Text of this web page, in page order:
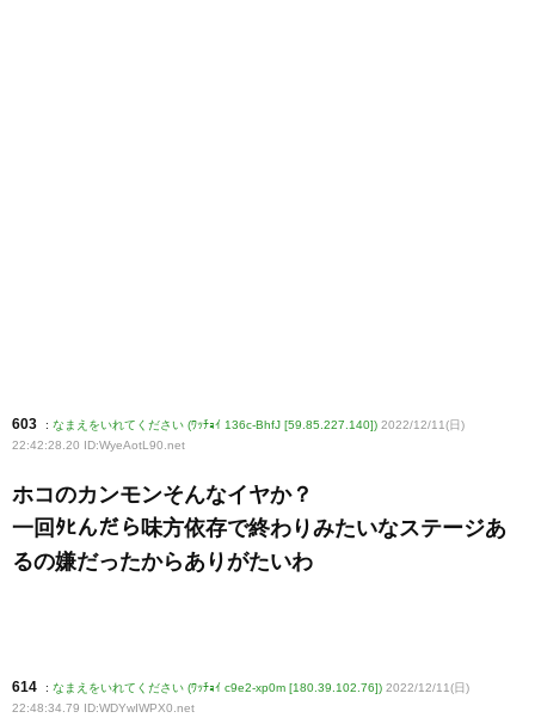
603 : なまえをいれてください (ﾜｯﾁｮｲ 136c-BhfJ [59.85.227.140]) 2022/12/11(日)
22:42:28.20 ID:WyeAotL90 .net
ホコのカンモンそんなイヤか？
一回ﾀﾋんだら味方依存で終わりみたいなステージあ
るの嫌だったからありがたいわ
614 : なまえをいれてください (ﾜｯﾁｮｲ c9e2-xp0m [180.39.102.76]) 2022/12/11(日)
22:48:34.79 ID:WDYwIWPX0.net